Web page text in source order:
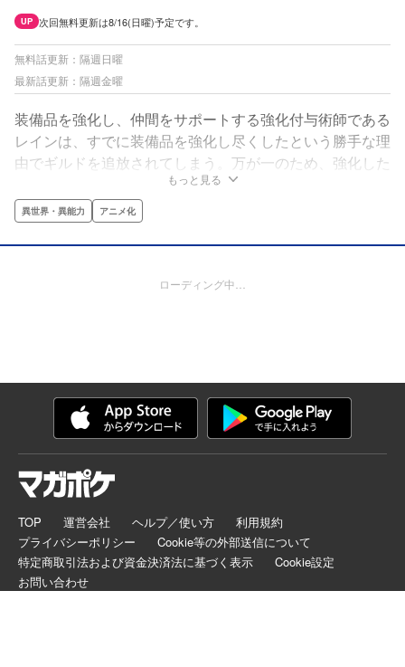
UP 次回無料更新は8/16(日曜)予定です。
無料話更新：隔週日曜
最新話更新：隔週金曜
装備品を強化し、仲間をサポートする強化付与術師である
レインは、すでに装備品を強化し尽くしたという勝手な理
由でギルドを追放されてしまう。万が一のため、強化した
魔力を回収できるようにしていたレインは、これまでコツ
コツとギルドメンバーの装備を強化してきた魔力を全て回
収。膨大な強化魔力を手にしたレインは、とりあえず手持
ちの銅の剣と布の服を強化することにしたのだが…？？最
もっと見る
異世界・異能力 アニメ化
ローディング中…
TOP 運営会社 ヘルプ／使い方
利用規約
プライバシーポリシー
Cookie等の外部送信について
特定商取引法および資金決済法に基づく表示
Cookie設定
お問い合わせ